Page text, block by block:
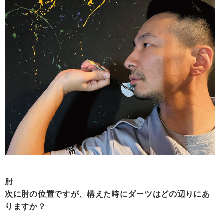
肘
次に肘の位置ですが、構えた時にダーツはどの辺りにあ
りますか？